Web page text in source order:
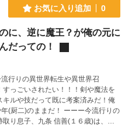
お気に入り追加 0
に、逆に魔王？が俺の元に
だっての！
行りの異世界転生や異世界召
だ！ ーーー今流行りの
り息子、九条 信善(１６歳)は、今